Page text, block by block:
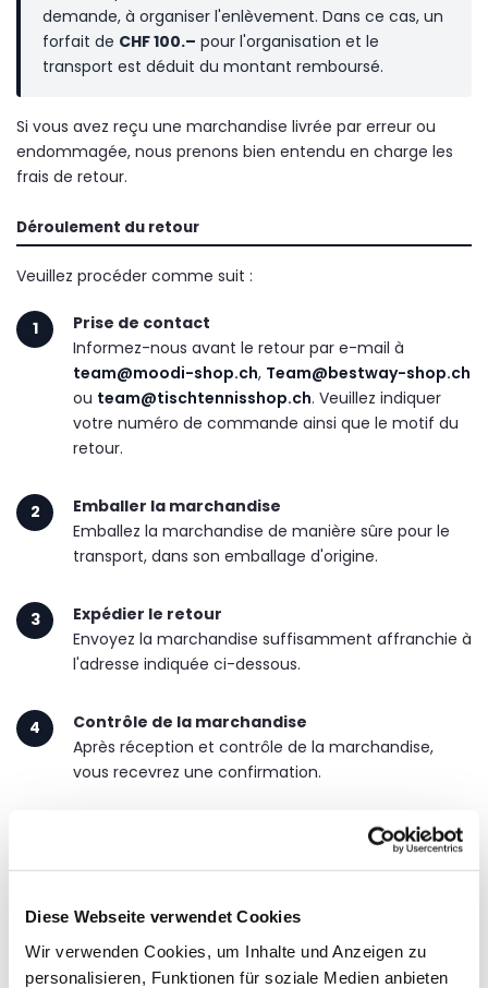
Diese Webseite verwendet Cookies
Wir verwenden Cookies, um Inhalte und Anzeigen zu
personalisieren, Funktionen für soziale Medien anbieten
demande, à organiser l'enlèvement. Dans ce cas, un
forfait de CHF 100.– pour l'organisation et le
transport est déduit du montant remboursé.
Si vous avez reçu une marchandise livrée par erreur ou
endommagée, nous prenons bien entendu en charge les
frais de retour.
Déroulement du retour
Veuillez procéder comme suit :
1
Prise de contact
Informez-nous avant le retour par e-mail à
team@moodi-shop.ch, Team@bestway-shop.ch
ou team@tischtennisshop.ch. Veuillez indiquer
votre numéro de commande ainsi que le motif du
retour.
2
Emballer la marchandise
Emballez la marchandise de manière sûre pour le
transport, dans son emballage d'origine.
3
Expédier le retour
Envoyez la marchandise suffisamment affranchie à
l'adresse indiquée ci-dessous.
4
Contrôle de la marchandise
Après réception et contrôle de la marchandise,
vous recevrez une confirmation.
Après réception et contrôle du retour, le remboursement
remboursement est effectué via le moyen de paiement
utilisé initialement. Selon le prestataire de paiement, le
crédit peut prendre quelques jours supplémentaires.